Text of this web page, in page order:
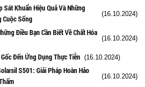
Sát Khuẩn Hiệu Quả Và Những
Cuộc Sống
(16.10.2024)
Điều Bạn Cần Biết Về Chất Hóa
(16.10.2024)
Đến Ứng Dụng Thực Tiễn (16.10.2024)
S501: Giải Pháp Hoàn Hảo
(16.10.2024)